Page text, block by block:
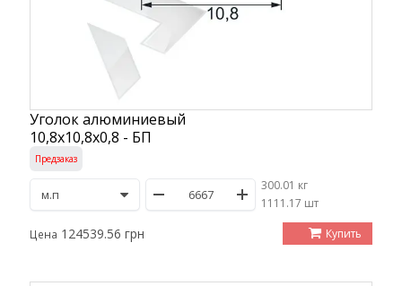
Уголок алюминиевый
10,8х10,8х0,8 - БП
Предзаказ
300.01 кг
/1111.17 шт
Цена 124539.56 грн Купить